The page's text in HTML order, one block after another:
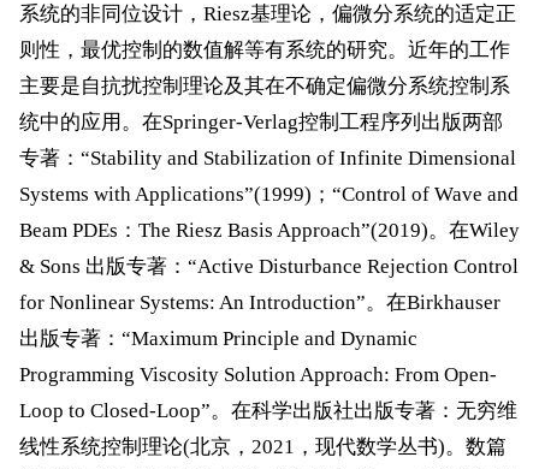
系统的非同位设计， Riesz基理论，偏微分系统的适定正
则性，最优控制的数值解等有系统的研究。近年的工作
主要是自抗扰控制理论及其在不确定偏微分系统控制系
统中的应用。在Springer-Verlag控制工程序列出版两部
专著：“Stability and Stabilization of Infinite Dimensional
Systems with Applications”(1999) ；“Control of Wave and
Beam PDEs ： The Riesz Basis Approach”(2019)。在Wiley
& Sons 出版专著：“Active Disturbance Rejection Control
for Nonlinear Systems: An Introduction”。在Birkhauser
出版专著：“Maximum Principle and Dynamic
Programming Viscosity Solution Approach: From Open-
Loop to Closed-Loop”。在科学出版社出版专著：无穷维
线性系统控制理论(北京， 2021 ，现代数学丛书)。数篇